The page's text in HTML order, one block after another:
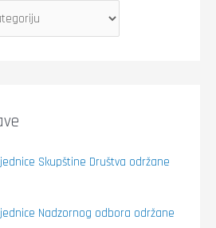
Skupštine Društva održane
Nadzornog odbora održane